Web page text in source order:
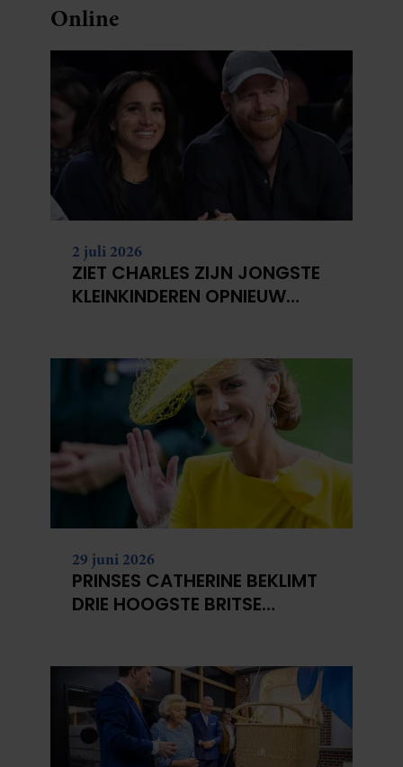
Online
2 juli 2026
ZIET CHARLES ZIJN JONGSTE
KLEINKINDEREN OPNIEUW
29 juni 2026
PRINSES CATHERINE BEKLIMT
DRIE HOOGSTE BRITSE